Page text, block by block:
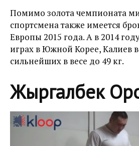
Помимо золота чемпионата
спортсмена также имеется
Европы 2015 года. А в 2014
играх в Южной Корее, Калиев
сильнейших в весе до 49 кг.
Жыргалбек